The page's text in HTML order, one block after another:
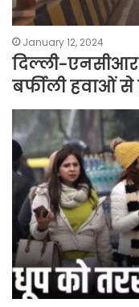
January 12, 2024
दिल्ली-
बर्फीली हवाओं